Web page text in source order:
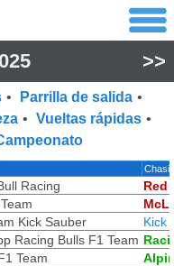
>>
• Parrilla de salida •
• Vueltas rápidas •
Chasis
Racing
Red
Kick Sauber
Kick
Racing Bulls F1 Team
Team